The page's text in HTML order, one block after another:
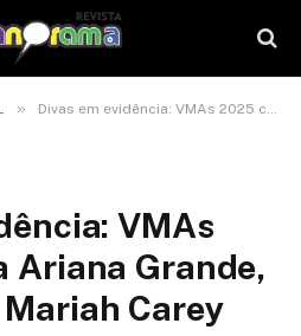
» Divas em evidência: VMAs 2025 celebra Ariana Grande, Lady Gaga e Mariah Carey
VMAs
Ariana Grande,
Carey